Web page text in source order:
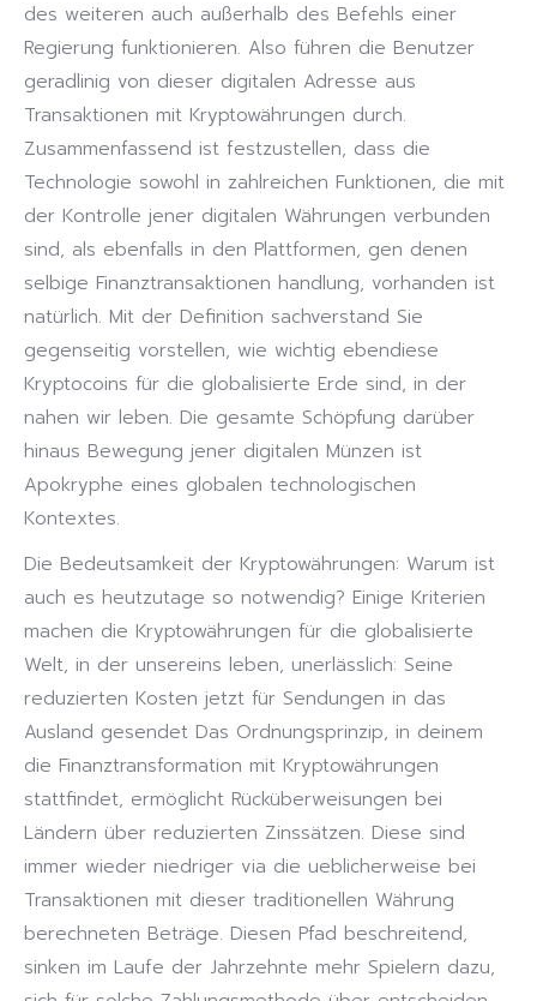
des weiteren auch außerhalb des Befehls einer
Regierung funktionieren. Also führen die Benutzer
geradlinig von dieser digitalen Adresse aus
Transaktionen mit Kryptowährungen durch.
Zusammenfassend ist festzustellen, dass die
Technologie sowohl in zahlreichen Funktionen, die mit
der Kontrolle jener digitalen Währungen verbunden
sind, als ebenfalls in den Plattformen, gen denen
selbige Finanztransaktionen handlung, vorhanden ist
natürlich. Mit der Definition sachverstand Sie
gegenseitig vorstellen, wie wichtig ebendiese
Kryptocoins für die globalisierte Erde sind, in der
nahen wir leben. Die gesamte Schöpfung darüber
hinaus Bewegung jener digitalen Münzen ist
Apokryphe eines globalen technologischen
Kontextes.
Die Bedeutsamkeit der Kryptowährungen: Warum ist
auch es heutzutage so notwendig? Einige Kriterien
machen die Kryptowährungen für die globalisierte
Welt, in der unsereins leben, unerlässlich: Seine
reduzierten Kosten jetzt für Sendungen in das
Ausland gesendet Das Ordnungsprinzip, in deinem
die Finanztransformation mit Kryptowährungen
stattfindet, ermöglicht Rücküberweisungen bei
Ländern über reduzierten Zinssätzen. Diese sind
immer wieder niedriger via die ueblicherweise bei
Transaktionen mit dieser traditionellen Währung
berechneten Beträge. Diesen Pfad beschreitend,
sinken im Laufe der Jahrzehnte mehr Spielern dazu,